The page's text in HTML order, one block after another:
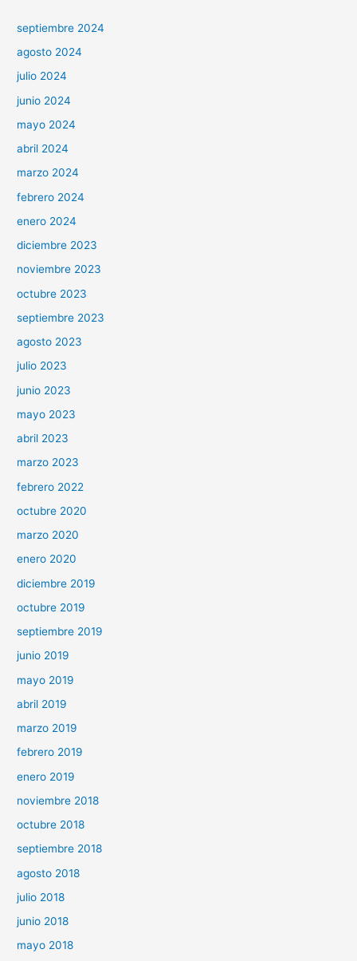
septiembre 2024
agosto 2024
julio 2024
junio 2024
mayo 2024
abril 2024
marzo 2024
febrero 2024
enero 2024
diciembre 2023
noviembre 2023
octubre 2023
septiembre 2023
agosto 2023
julio 2023
junio 2023
mayo 2023
abril 2023
marzo 2023
febrero 2022
octubre 2020
marzo 2020
enero 2020
diciembre 2019
octubre 2019
septiembre 2019
junio 2019
mayo 2019
abril 2019
marzo 2019
febrero 2019
enero 2019
noviembre 2018
octubre 2018
septiembre 2018
agosto 2018
julio 2018
junio 2018
mayo 2018